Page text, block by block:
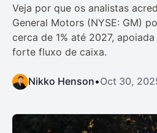
Veja por que os analistas
General Motors (NYSE: GM)
cerca de 1% até 2027,
forte fluxo de caixa.
Nikko Henson•Oct 30,